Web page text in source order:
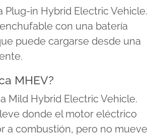
Plug-in Hybrid Electric Vehicle.
con una batería
puede cargarse desde una
MHEV?
Mild Hybrid Electric Vehicle.
donde el motor eléctrico
a combustión, pero no mueve